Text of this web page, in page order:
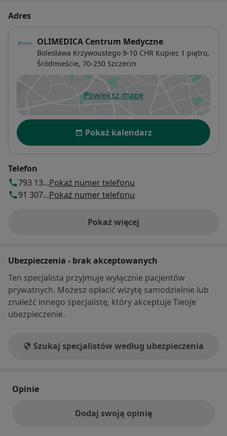
Adres
OLIMEDICA Centrum Medyczne
Bolesława Krzywoustego 9-10 CHR Kupiec 1 piętro,
Śródmieście, 70-250 Szczecin
Powiększ mapęotwiera się w nowej karcie
Dostępność
Pokaż kalendarz
Telefon
793 13...Pokaż numer telefonu
91 307...Pokaż numer telefonu
Pokaż więcej
o adresie
Ubezpieczenia - brak akceptowanych
Ten specjalista przyjmuje wyłącznie pacjentów
prywatnych. Możesz opłacić wizytę samodzielnie lub
znaleźć innego specjalistę, który akceptuje Twoje
ubezpieczenie.
Szukaj specjalistów według ubezpieczenia
Opinie
Dodaj swoją opinię